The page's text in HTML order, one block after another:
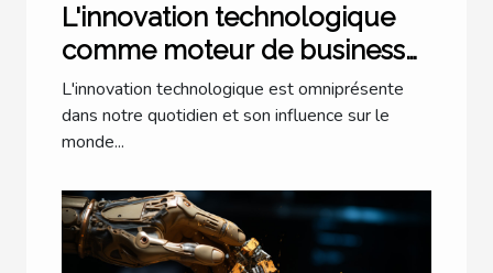
L'innovation technologique
comme moteur de business
pionnier
L'innovation technologique est omniprésente
dans notre quotidien et son influence sur le
monde...